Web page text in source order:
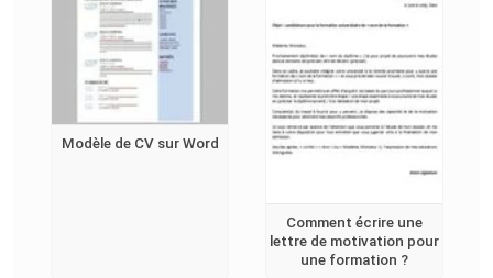
Modèle de CV sur Word
Comment écrire une
lettre de motivation pour
une formation ?